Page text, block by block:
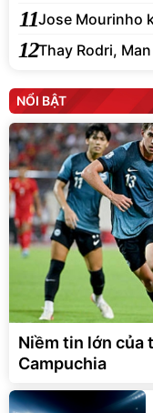
11Jose Mourinho
12Thay Rodri,
NỔI BẬT
Niềm tin lớn của
Campuchia